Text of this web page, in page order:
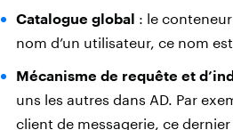
Catalogue global : le
nom d’un utilisateur, ce nom
Mécanisme de requête et
uns les autres dans AD. Par
client de messagerie, ce